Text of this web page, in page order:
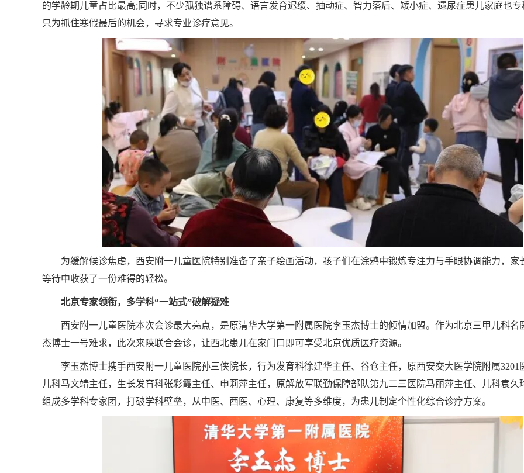
的学龄期儿童占比最高;同时，不少孤独谱系障碍、语言发育迟缓、抽动症、智力落后、矮小症、遗尿症患儿家庭也
只为抓住寒假最后的机会，寻求专业诊疗意见。
为缓解候诊焦虑，西安附一儿童医院特别准备了亲子绘画活动，孩子们在涂鸦中锻炼专注力与手眼协调能力，家
等待中收获了一份难得的轻松。
北京专家领衔，多学科“一站式”破解疑难
西安附一儿童医院本次会诊最大亮点，是原清华大学第一附属医院李玉杰博士的倾情加盟。作为北京三甲儿科名
杰博士一号难求，此次来陕联合会诊，让西北患儿在家门口即可享受北京优质医疗资源。
李玉杰博士携手西安附一儿童医院孙三侠院长，行为发育科徐建华主任、谷仓主任，原西安交大医学院附属3201
儿科马文靖主任，生长发育科张彩霞主任、申莉萍主任，原解放军联勤保障部队第九二三医院马丽萍主任、儿科袁久
组成多学科专家团，打破学科壁垒，从中医、西医、心理、康复等多维度，为患儿制定个性化综合诊疗方案。